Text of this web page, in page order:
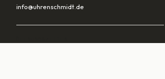
info@uhrenschmidt.de